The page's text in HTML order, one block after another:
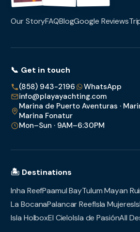
Our StoryFAQBlogGoogle Reviews
📞 Get in touch
(858) 943-2196
WhatsApp
info@playayachting.com
Marina de Puerto Aventuras ·
Marina Fonatur
Mon–Sun · 9AM–6:30PM
🏝️ Destinations
Inha ReefPaamul BayTulum Mayan
La BocanaPalancar ReefIsla Mujeres
Isla HolboxEl CieloIsla de PasiónAll